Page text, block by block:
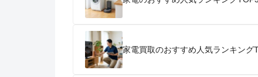
家電買取のおすすめ人気ランキング